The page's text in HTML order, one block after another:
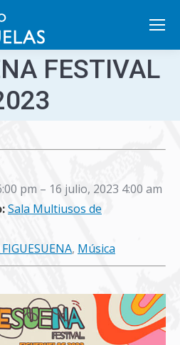
Search:
FESTIVAL
pm – 16 julio, 2023 4:00 am
Sala Multiusos de
, Música